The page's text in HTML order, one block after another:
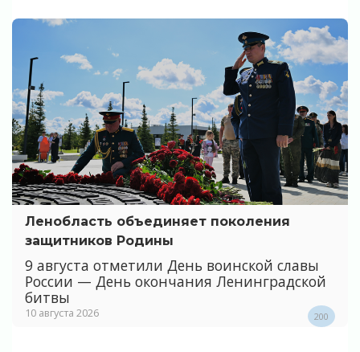
Ленобласть объединяет поколения
защитников Родины
9 августа отметили День воинской славы
России — День окончания Ленинградской
битвы
10 августа 2026 200